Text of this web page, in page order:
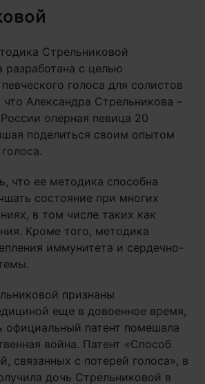
Стрельниковой
разработана с целью
голоса для солистов
Александра Стрельникова –
оперная певица 20
поделиться своим опытом
что ее методика способна
состояние при многих
в том числе таких как
Кроме того, методика
иммунитета и сердечно-
признаны
еще в довоенное время,
официальный патент помешала
война. Патент «Способ
связанных с потерей голоса», в
дочь Стрельниковой в